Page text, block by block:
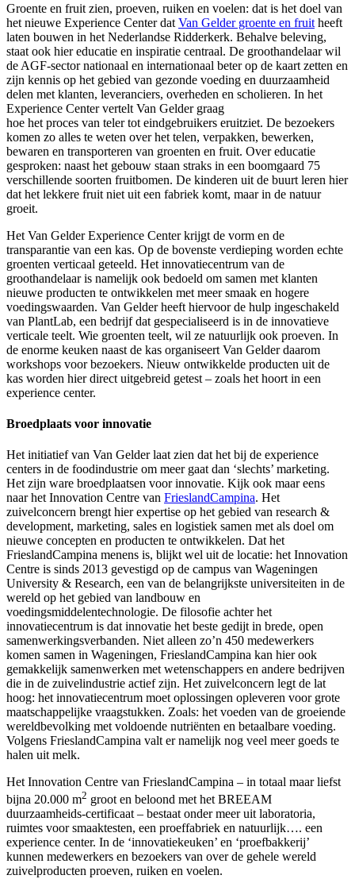
Groente en fruit zien, proeven, ruiken en voelen: dat is het doel van
het nieuwe Experience Center dat Van Gelder groente en fruit heeft
laten bouwen in het Nederlandse Ridderkerk. Behalve beleving,
staat ook hier educatie en inspiratie centraal. De groothandelaar wil
de AGF-sector nationaal en internationaal beter op de kaart zetten en
zijn kennis op het gebied van gezonde voeding en duurzaamheid
delen met klanten, leveranciers, overheden en scholieren. In het
Experience Center vertelt Van Gelder graag
hoe het proces van teler tot eindgebruikers eruitziet. De bezoekers
komen zo alles te weten over het telen, verpakken, bewerken,
bewaren en transporteren van groenten en fruit. Over educatie
gesproken: naast het gebouw staan straks in een boomgaard 75
verschillende soorten fruitbomen. De kinderen uit de buurt leren hier
dat het lekkere fruit niet uit een fabriek komt, maar in de natuur
groeit.
Het Van Gelder Experience Center krijgt de vorm en de
transparantie van een kas. Op de bovenste verdieping worden echte
groenten verticaal geteeld. Het innovatiecentrum van de
groothandelaar is namelijk ook bedoeld om samen met klanten
nieuwe producten te ontwikkelen met meer smaak en hogere
voedingswaarden. Van Gelder heeft hiervoor de hulp ingeschakeld
van PlantLab, een bedrijf dat gespecialiseerd is in de innovatieve
verticale teelt. Wie groenten teelt, wil ze natuurlijk ook proeven. In
de enorme keuken naast de kas organiseert Van Gelder daarom
workshops voor bezoekers. Nieuw ontwikkelde producten uit de
kas worden hier direct uitgebreid getest – zoals het hoort in een
experience center.
Broedplaats voor innovatie
Het initiatief van Van Gelder laat zien dat het bij de experience
centers in de foodindustrie om meer gaat dan ‘slechts’ marketing.
Het zijn ware broedplaatsen voor innovatie. Kijk ook maar eens
naar het Innovation Centre van FrieslandCampina. Het
zuivelconcern brengt hier expertise op het gebied van research &
development, marketing, sales en logistiek samen met als doel om
nieuwe concepten en producten te ontwikkelen. Dat het
FrieslandCampina menens is, blijkt wel uit de locatie: het Innovation
Centre is sinds 2013 gevestigd op de campus van Wageningen
University & Research, een van de belangrijkste universiteiten in de
wereld op het gebied van landbouw en
voedingsmiddelentechnologie. De filosofie achter het
innovatiecentrum is dat innovatie het beste gedijt in brede, open
samenwerkingsverbanden. Niet alleen zo’n 450 medewerkers
komen samen in Wageningen, FrieslandCampina kan hier ook
gemakkelijk samenwerken met wetenschappers en andere bedrijven
die in de zuivelindustrie actief zijn. Het zuivelconcern legt de lat
hoog: het innovatiecentrum moet oplossingen opleveren voor grote
maatschappelijke vraagstukken. Zoals: het voeden van de groeiende
wereldbevolking met voldoende nutriënten en betaalbare voeding.
Volgens FrieslandCampina valt er namelijk nog veel meer goeds te
halen uit melk.
Het Innovation Centre van FrieslandCampina – in totaal maar liefst
bijna 20.000 m2 groot en beloond met het BREEAM
duurzaamheids-certificaat – bestaat onder meer uit laboratoria,
ruimtes voor smaaktesten, een proeffabriek en natuurlijk…. een
experience center. In de ‘innovatiekeuken’ en ‘proefbakkerij’
kunnen medewerkers en bezoekers van over de gehele wereld
zuivelproducten proeven, ruiken en voelen.